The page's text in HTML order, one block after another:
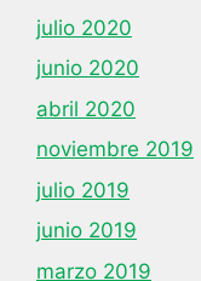
julio 2020
junio 2020
abril 2020
noviembre 2019
julio 2019
junio 2019
marzo 2019